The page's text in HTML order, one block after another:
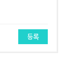
등록